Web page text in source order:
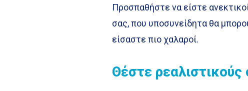
Προσπαθήστε να είστε
σας, που υποσυνείδητα θα
είσαστε πιο χαλαροί.
Θέστε ρεαλιστικούς